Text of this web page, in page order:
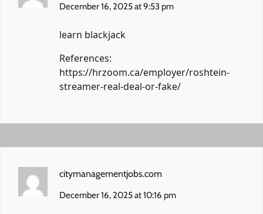
December 16, 2025 at 9:53 pm
learn blackjack
References:
https://hrzoom.ca/employer/roshtein-
streamer-real-deal-or-fake/
citymanagementjobs.com
December 16, 2025 at 10:16 pm